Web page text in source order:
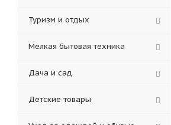
Туризм и отдых
Мелкая бытовая техника
Дача и сад
Детские товары